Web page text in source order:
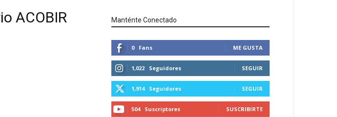
ACOBIR Manténte Conectado
0 Fans ME GUSTA
1,022 Seguidores SEGUIR
1,914 Seguidores SEGUIR
504 Suscriptores SUSCRIBIRTE